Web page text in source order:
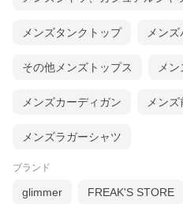
メンズタンクトップ メンズ
その他メンズトップス メ
メンズカーディガン メン
メンズラガーシャツ
ブランド
glimmer FREAK'S STORE